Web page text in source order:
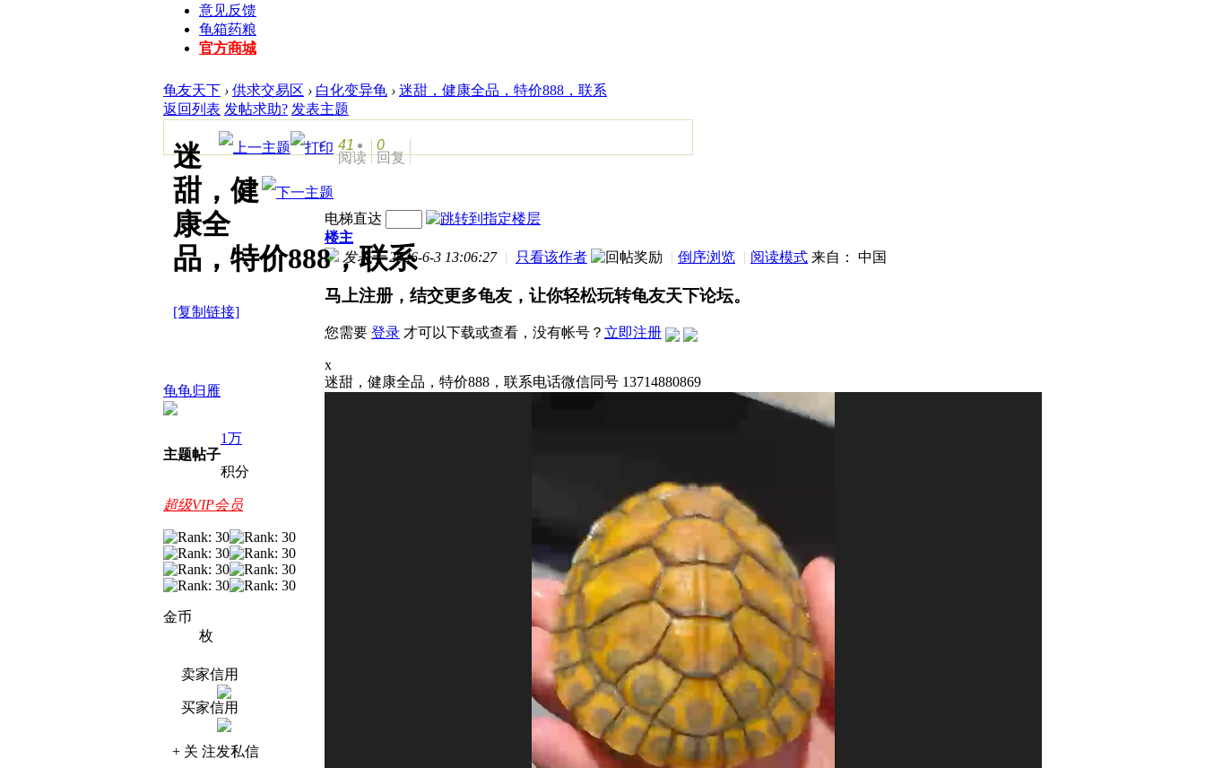
意见反馈
龟箱药粮
官方商城
龟友天下 › 供求交易区 › 白化变异龟 › 迷甜，健康全品，特价888，联系
返回列表 发帖求助? 发表主题
41
阅读
0
回复
迷
甜，健
康全
品，特价888，联系
[复制链接]
龟龟归雁
主题帖子
1万
积分
超级VIP会员
金币
枚
卖家信用
买家信用
+ 关 注发私信
电梯直达
楼主
发表于 2026-6-3 13:06:27 | 只看该作者 | 倒序浏览 | 阅读模式 来自： 中国
马上注册，结交更多龟友，让你轻松玩转龟友天下论坛。
您需要 登录 才可以下载或查看，没有帐号？ 立即注册
x
迷甜，健康全品，特价888，联系电话微信同号 13714880869